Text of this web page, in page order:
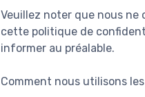
Veuillez noter que nous
cette politique de
informer au préalable.
Comment nous utilisons